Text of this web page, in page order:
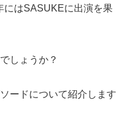
にはSASUKEに出演を果
しょうか？
ードについて紹介します